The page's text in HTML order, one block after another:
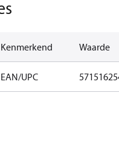
Kenmerkend Waarde
EAN/UPC